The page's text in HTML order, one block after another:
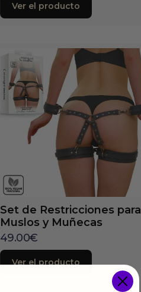
Ver el producto
Set de Restricciones para
Muslos y Muñecas
49.00€
Ver el producto